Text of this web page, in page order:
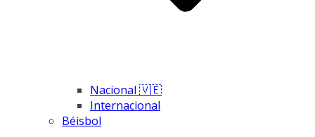
Nacional 🇻🇪
Internacional
Béisbol